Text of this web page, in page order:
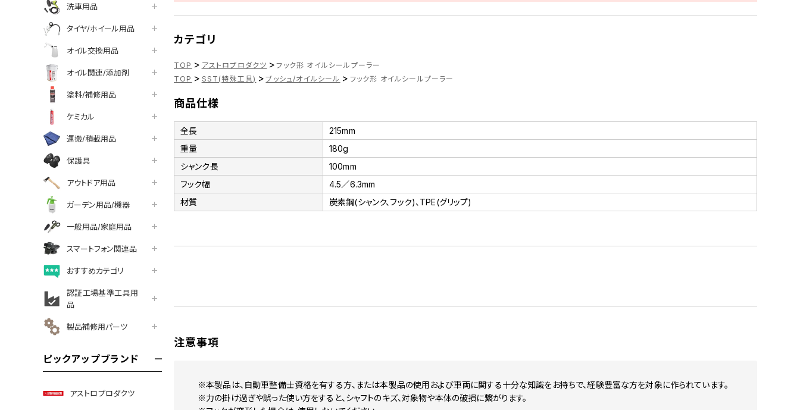
洗車用品
タイヤ/ホイール用品
オイル交換用品
オイル関連/添加剤
塗料/補修用品
ケミカル
運搬/積載用品
保護具
アウトドア用品
ガーデン用品/機器
一般用品/家庭用品
スマートフォン関連品
おすすめカテゴリ
認証工場基準工具用
品
製品補修用パーツ
ピックアップブランド
アストロプロダクツ
カテゴリ
TOP > アストロプロダクツ > フック形 オイルシールプーラー
TOP > SST(特殊工具) > ブッシュ/オイルシール > フック形 オイルシールプーラー
商品仕様
全長
215mm
重量
180g
シャンク長
100mm
フック幅
4.5／6.3mm
材質
炭素鋼(シャンク、フック)、TPE(グリップ)
注意事項
※本製品は、自動車整備士資格を有する方、または本製品の使用および車両に関する十分な知識をお持ちで、経験豊富な方を対象に作られています。
※力の掛け過ぎや誤った使い方をすると、シャフトのキズ、対象物や本体の破損に繋がります。